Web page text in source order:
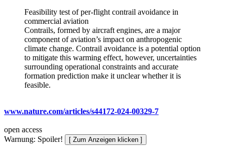
Feasibility test of per-flight contrail avoidance in
commercial aviation
Contrails, formed by aircraft engines, are a major
component of aviation’s impact on anthropogenic
climate change. Contrail avoidance is a potential option
to mitigate this warming effect, however, uncertainties
surrounding operational constraints and accurate
formation prediction make it unclear whether it is
feasible.
www.nature.com/articles/s44172-024-00329-7
open access
Warnung: Spoiler!